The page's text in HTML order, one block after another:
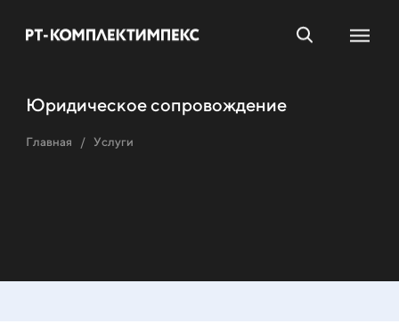
Юридическое сопровождение
Главная Услуги